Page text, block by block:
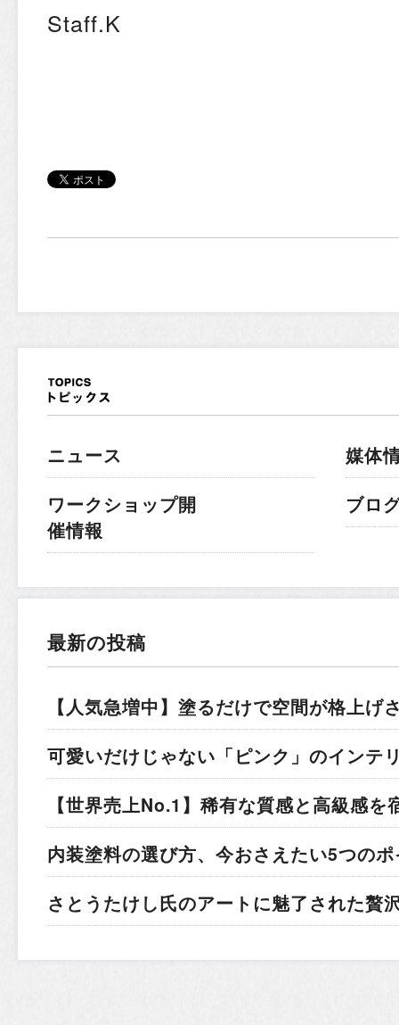
Staff.K
ニュース
ワークショップ開
催情報
媒体
ブロ
最新の投稿
【人気急増中】塗るだけで空間が格上げ
可愛いだけじゃない「ピンク」のインテ
【世界売上No.1】稀有な質感と高級感を
内装塗料の選び方、今おさえたい5つの
さとうたけし氏のアートに魅了された贅